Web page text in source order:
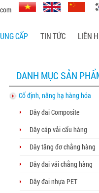
CẤP TIN TỨC LIÊN
DANH MỤC SẢN
Cố định, nâng hạ hàng hóa
Dây đai Composite
Dây cáp vải cẩu hàng
Dây tăng đơ chằng hàng
Dây đai vải chằng hàng
Dây đai nhựa PET